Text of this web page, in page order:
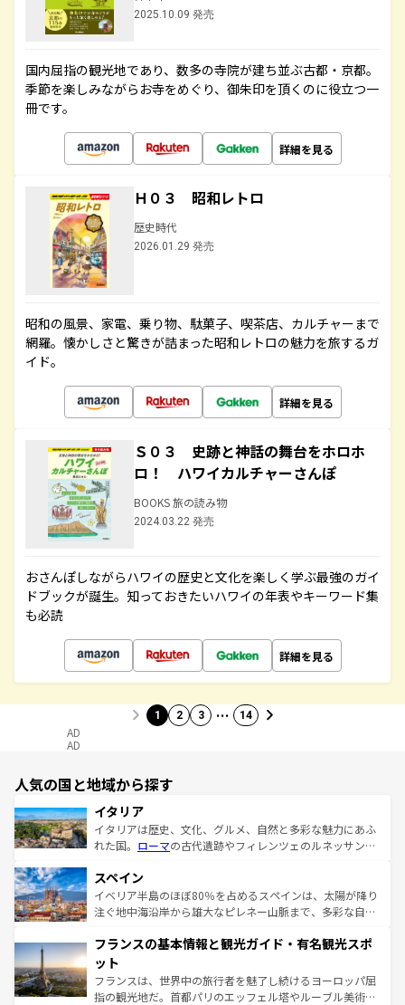
2025.10.09 発売
国内屈指の観光地であり、数多の寺院が建ち並ぶ古都・京都。
季節を楽しみながらお寺をめぐり、御朱印を頂くのに役立つ一
冊です。
詳細を見る
Ｈ０３ 昭和レトロ
歴史時代
2026.01.29 発売
昭和の風景、家電、乗り物、駄菓子、喫茶店、カルチャーまで
網羅。懐かしさと驚きが詰まった昭和レトロの魅力を旅するガ
イド。
詳細を見る
Ｓ０３ 史跡と神話の舞台をホロホ
ロ！ ハワイカルチャーさんぽ
BOOKS 旅の読み物
2024.03.22 発売
おさんぽしながらハワイの歴史と文化を楽しく学ぶ最強のガイ
ドブックが誕生。知っておきたいハワイの年表やキーワード集
も必読
詳細を見る
1 2 3 … 14
AD
AD
人気の国と地域から探す
イタリア
イタリアは歴史、文化、グルメ、自然と多彩な魅力にあふ
れた国。 ローマの古代遺跡やフィレンツェのルネッサンス
ろん、トスカーナの美しい田園風景やアマルフィ海岸の絶
景など、自然景観も見逃せない。観光の合間には、本場の
ピザやパスタなど、絶品のイタリア料理を堪能することも
ませてくれるイタリアで、忘れられない旅をしてみよう！
なお、新着のイタリア情報は
しい。
スペイン
イベリア半島のほぼ80％を占めるスペインは、太陽が降り
注ぐ地中海沿岸から雄大なピレネー山脈まで、多彩な自然
文化が根付くこの国では、情熱的なフラメンコ、熱気あふ
れる闘牛、そして美味しいタパスが生活の一部となってい
る。首都マドリードの洗練された雰囲気や、バルセロナの
アートに溢れた街角から、地方では古代ローマ遺跡や中世
フランスの基本情報と観光ガイド・有名観光スポ
ット
フランスは、世界中の旅行者を魅了し続けるヨーロッパ屈
指の観光地だ。首都パリのエッフェル塔やルーブル美術館